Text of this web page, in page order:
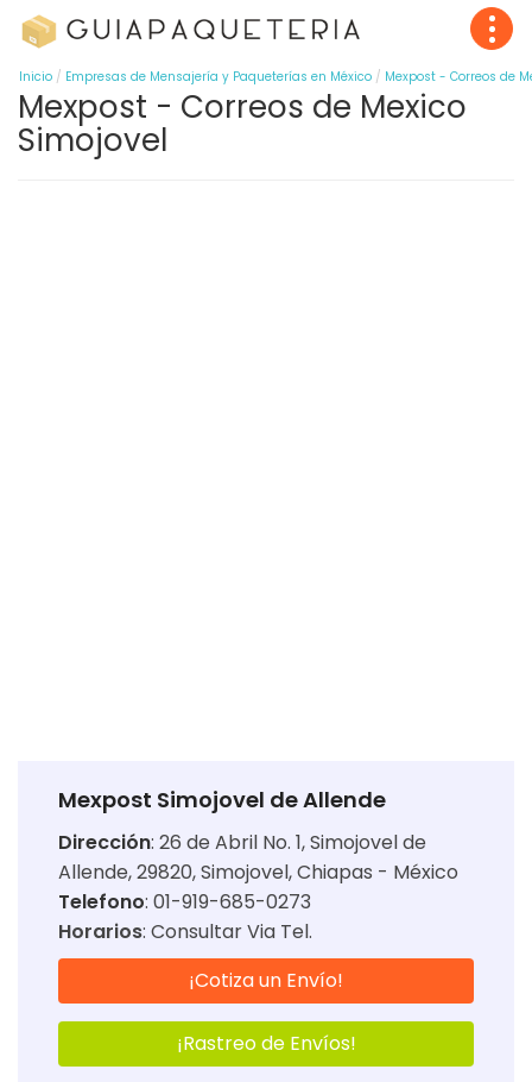
Inicio Empresas de Mensajería y Paqueterías en México Mexpost - Correos de
Mexpost - Correos de Mexico
Simojovel
Mexpost Simojovel de Allende
Dirección: 26 de Abril No. 1, Simojovel de
Allende, 29820, Simojovel, Chiapas - México
Telefono: 01-919-685-0273
Horarios: Consultar Via Tel.
¡Cotiza un Envío!
¡Rastreo de Envíos!